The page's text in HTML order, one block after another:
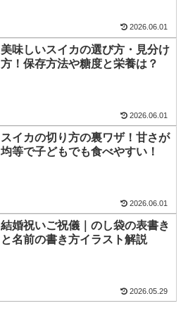
2026.06.01
美味しいスイカの選び方・見分け
方！保存方法や糖度と栄養は？
2026.06.01
スイカの切り方の裏ワザ！甘さが
均等で子どもでも食べやすい！
2026.06.01
結婚祝いご祝儀｜のし袋の表書き
と名前の書き方イラスト解説
2026.05.29